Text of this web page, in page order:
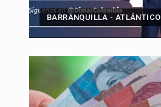
BARRANQUILLA - ATLÁNTICO